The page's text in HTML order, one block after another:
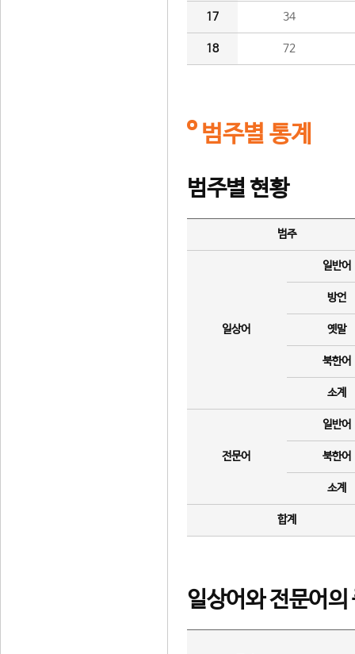
17 34
18 72
범주별 통계
범주별 현황
범주
일상어
일반어
방언
옛말
북한어
소계
전문어
일반어
북한어
소계
합계
일상어와 전문어의